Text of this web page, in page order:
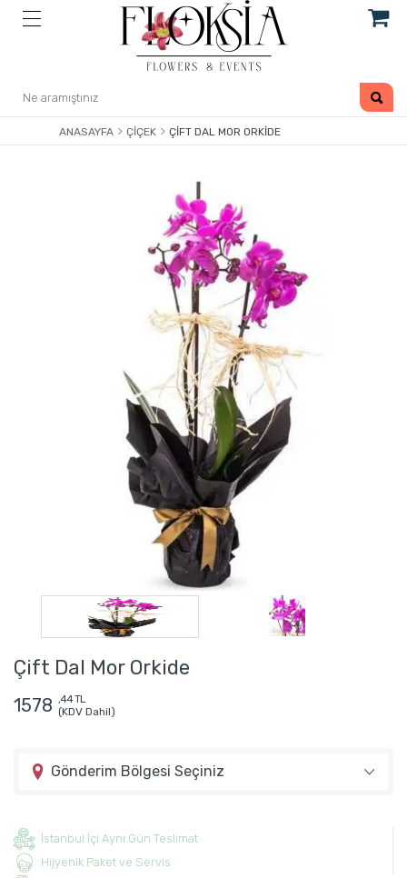
ANASAYFA ÇIÇEK ÇIFT DAL MOR ORKIDE
Çift Dal Mor Orkide
1578 ,44 TL
(KDV Dahil)
Gönderim Bölgesi Seçiniz
İstanbul İçi Aynı Gün Teslimat
Hijyenik Paket ve Servis